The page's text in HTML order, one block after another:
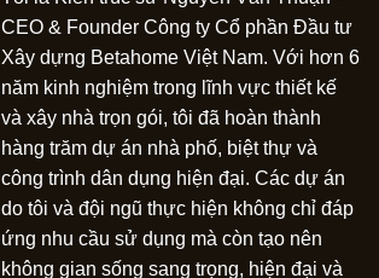
CEO & Founder Công ty Cổ phần Đầu tư
Xây dựng Betahome Việt Nam. Với hơn 6
năm kinh nghiệm trong lĩnh vực thiết kế
và xây nhà trọn gói, tôi đã hoàn thành
hàng trăm dự án nhà phố, biệt thự và
công trình dân dụng hiện đại. Các dự án
do tôi và đội ngũ thực hiện không chỉ đáp
ứng nhu cầu sử dụng mà còn tạo nên
không gian sống sang trọng, hiện đại và